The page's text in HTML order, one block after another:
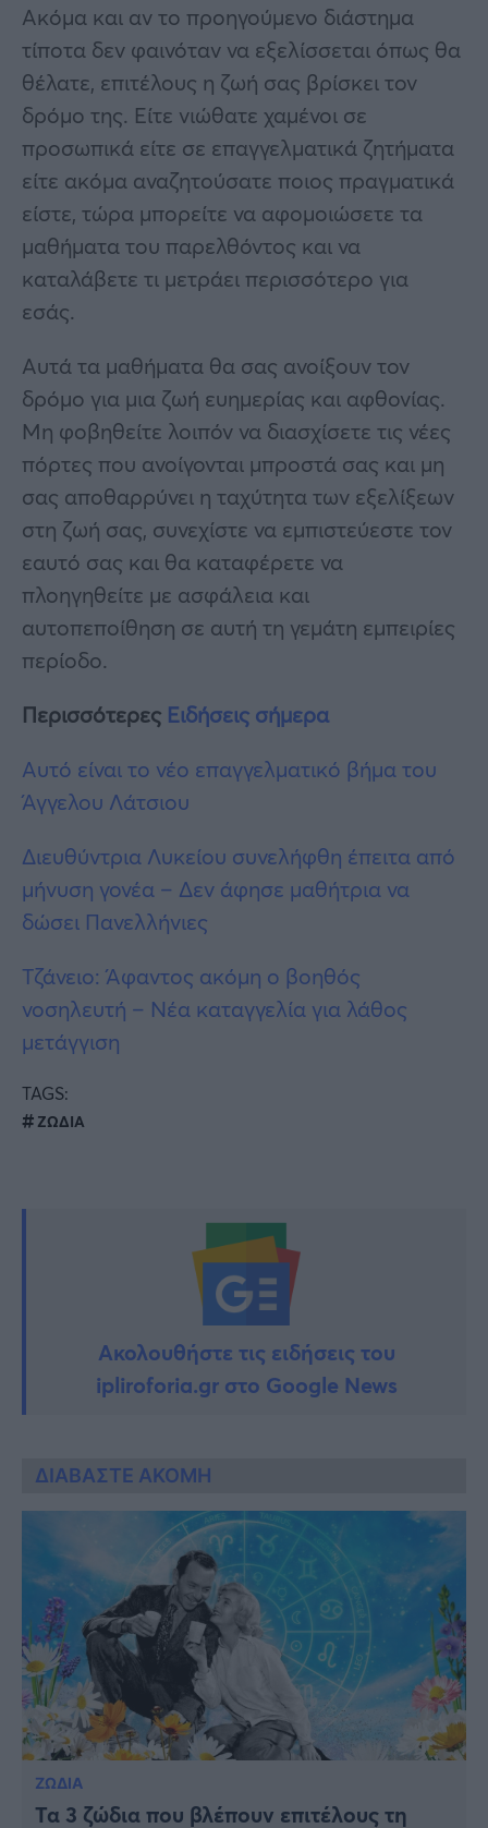
Ακόμα και αν το προηγούμενο διάστημα
τίποτα δεν φαινόταν να εξελίσσεται όπως θα
θέλατε, επιτέλους η ζωή σας βρίσκει τον
δρόμο της. Είτε νιώθατε χαμένοι σε
προσωπικά είτε σε επαγγελματικά ζητήματα
είτε ακόμα αναζητούσατε ποιος πραγματικά
είστε, τώρα μπορείτε να αφομοιώσετε τα
μαθήματα του παρελθόντος και να
καταλάβετε τι μετράει περισσότερο για
εσάς.
Αυτά τα μαθήματα θα σας ανοίξουν τον
δρόμο για μια ζωή ευημερίας και αφθονίας.
Μη φοβηθείτε λοιπόν να διασχίσετε τις νέες
πόρτες που ανοίγονται μπροστά σας και μη
σας αποθαρρύνει η ταχύτητα των εξελίξεων
στη ζωή σας, συνεχίστε να εμπιστεύεστε τον
εαυτό σας και θα καταφέρετε να
πλοηγηθείτε με ασφάλεια και
αυτοπεποίθηση σε αυτή τη γεμάτη εμπειρίες
περίοδο.
Περισσότερες Ειδήσεις σήμερα
Αυτό είναι το νέο επαγγελματικό βήμα του
Άγγελου Λάτσιου
Διευθύντρια Λυκείου συνελήφθη έπειτα από
μήνυση γονέα – Δεν άφησε μαθήτρια να
δώσει Πανελλήνιες
Τζάνειο: Άφαντος ακόμη ο βοηθός
νοσηλευτή – Νέα καταγγελία για λάθος
μετάγγιση
TAGS:
ΖΩΔΙΑ
Ακολουθήστε τις ειδήσεις του
ipliroforia.gr στο Google News
ΔΙΑΒΑΣΤΕ ΑΚΟΜΗ
ΖΩΔΙΑ
Τα 3 ζώδια που βλέπουν επιτέλους τη